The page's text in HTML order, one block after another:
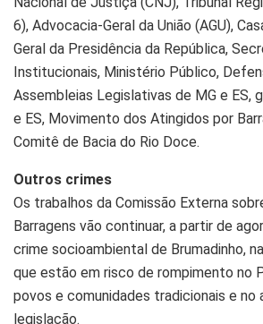
6), Advocacia-Geral da União (AGU),
Geral da Presidência da República,
Institucionais, Ministério Público,
Assembleias Legislativas de MG e ES,
e ES, Movimento dos Atingidos por
Comitê de Bacia do Rio Doce.
Outros crimes
Os trabalhos da Comissão Externa
Barragens vão continuar, a partir de
crime socioambiental de Brumadinho,
que estão em risco de rompimento no
povos e comunidades tradicionais e no
legislação.